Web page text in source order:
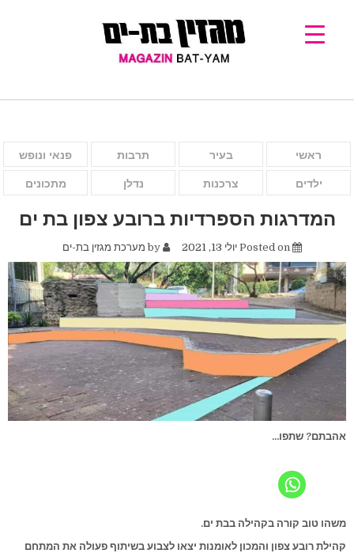
ראשי בעיר תרבות פנאי ונופש
ילדים צרכנות נדלן מתכונים
המדרגות הספרדיות ברובע צפון בת ים
Posted on יולי 13, 2021 by מערכת מגזין בת-ים
אהבתם? שתפו...
משהו טוב קורה בקהילה בבת ים.
קהילת רובע צפון והמכון לאומנות יצאו לצבוע בשיתוף פעולה את המתחם